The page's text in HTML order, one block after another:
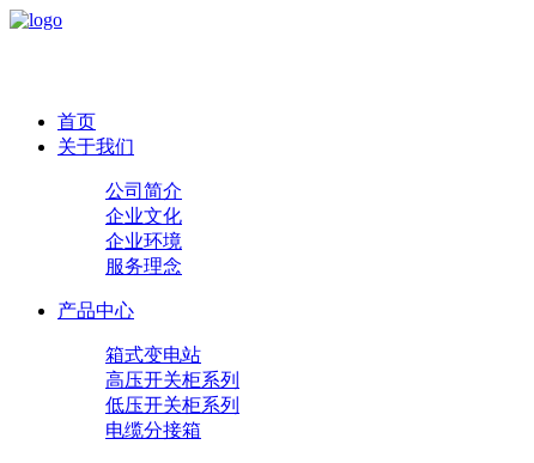
首页
关于我们
公司简介
企业文化
企业环境
服务理念
产品中心
箱式变电站
高压开关柜系列
低压开关柜系列
电缆分接箱